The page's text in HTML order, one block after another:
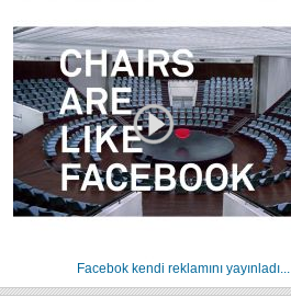
Facebok kendi reklamını yayınladı...